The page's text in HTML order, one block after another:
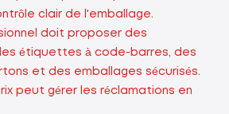
clair de l'emballage.
doit proposer des
étiquettes à code-barres, des
et des emballages sécurisés.
peut gérer les réclamations en